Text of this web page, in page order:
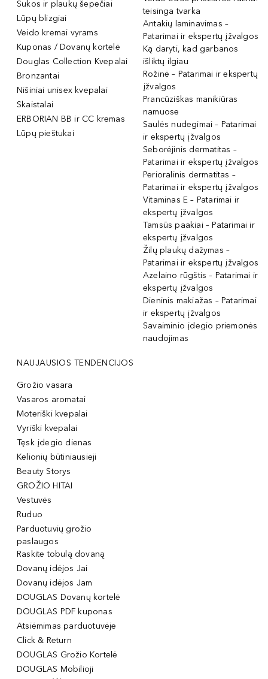
Šukos ir plaukų šepečiai
Lūpų blizgiai
Veido kremai vyrams
Kuponas / Dovanų kortelė
Douglas Collection Kvepalai
Bronzantai
Nišiniai unisex kvepalai
Skaistalai
ERBORIAN BB ir CC kremas
Lūpų pieštukai
teisinga tvarka
Antakių laminavimas –
Patarimai ir ekspertų įžvalgos
Ką daryti, kad garbanos
išliktų ilgiau
Rožinė – Patarimai ir ekspertų
įžvalgos
Prancūziškas manikiūras
namuose
Saulės nudegimai – Patarimai
ir ekspertų įžvalgos
Seborėjinis dermatitas –
Patarimai ir ekspertų įžvalgos
Perioralinis dermatitas –
Patarimai ir ekspertų įžvalgos
Vitaminas E – Patarimai ir
ekspertų įžvalgos
Tamsūs paakiai – Patarimai ir
ekspertų įžvalgos
Žilų plaukų dažymas –
Patarimai ir ekspertų įžvalgos
Azelaino rūgštis – Patarimai ir
ekspertų įžvalgos
Dieninis makiažas – Patarimai
ir ekspertų įžvalgos
Savaiminio įdegio priemonės
naudojimas
NAUJAUSIOS TENDENCIJOS
Grožio vasara
Vasaros aromatai
Moteriški kvepalai
Vyriški kvepalai
Tęsk įdegio dienas
Kelionių būtiniausieji
Beauty Storys
GROŽIO HITAI
Vestuvės
Ruduo
Parduotuvių grožio
paslaugos
Raskite tobulą dovaną
Dovanų idėjos Jai
Dovanų idėjos Jam
DOUGLAS Dovanų kortelė
DOUGLAS PDF kuponas
Atsiėmimas parduotuvėje
Click & Return
DOUGLAS Grožio Kortelė
DOUGLAS Mobilioji